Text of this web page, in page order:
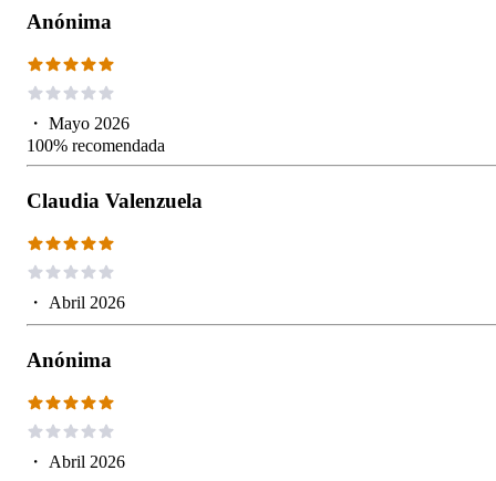
Anónima
・ Mayo 2026
100% recomendada
Claudia Valenzuela
・ Abril 2026
Anónima
・ Abril 2026